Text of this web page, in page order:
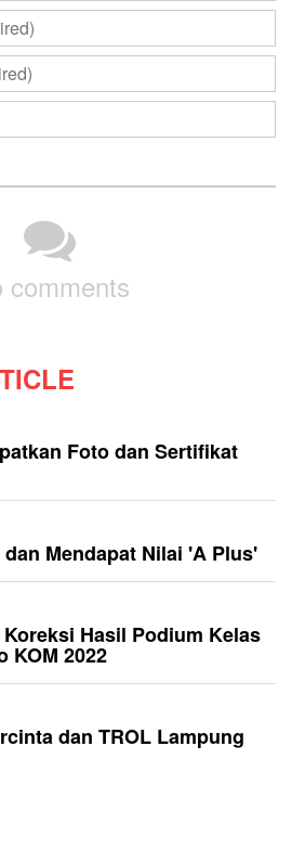
comments
Foto dan Sertifikat
Mendapat Nilai 'A Plus'
Hasil Podium Kelas
KOM 2022
dan TROL Lampung